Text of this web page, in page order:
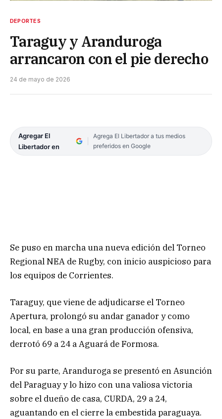
DEPORTES
Taraguy y Aranduroga
arrancaron con el pie derecho
24 de mayo de 2026
Agregar El
Libertador en
Agrega El Libertador a tus medios
preferidos en Google
Se puso en marcha una nueva edición del Torneo
Regional NEA de Rugby, con inicio auspicioso para
los equipos de Corrientes.
Taraguy, que viene de adjudicarse el Torneo
Apertura, prolongó su andar ganador y como
local, en base a una gran producción ofensiva,
derrotó 69 a 24 a Aguará de Formosa.
Por su parte, Aranduroga se presentó en Asunción
del Paraguay y lo hizo con una valiosa victoria
sobre el dueño de casa, CURDA, 29 a 24,
aguantando en el cierre la embestida paraguaya.